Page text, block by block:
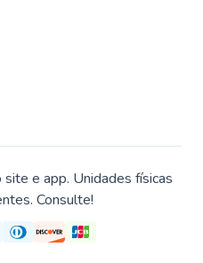
e app. Unidades físicas
Consulte!